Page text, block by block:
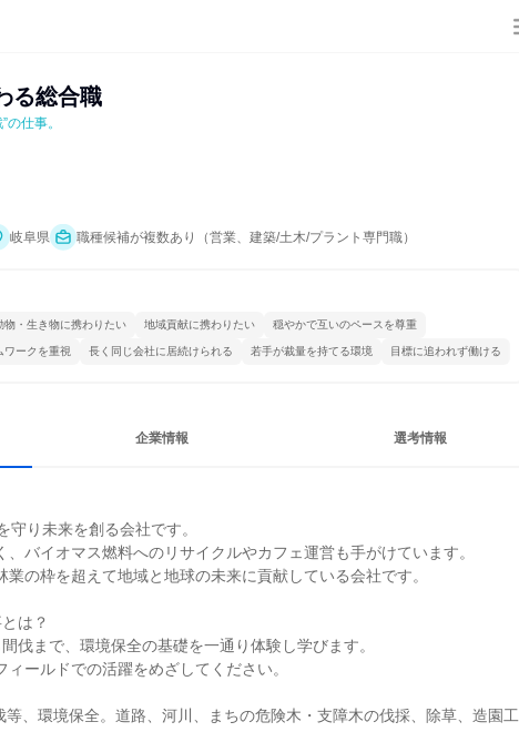
る総合職
仕事。
岐阜県 職種候補が複数あり（営業、建築/土木/プラント専門職）
物・生き物に携わりたい 地域貢献に携わりたい 穏やかで互いのペースを尊重
ワークを重視 長く同じ会社に居続けられる 若手が裁量を持てる環境 目標に追われず働ける
企業情報 選考情報
り未来を創る会社です。
バイオマス燃料へのリサイクルやカフェ運営も手がけています。
の枠を超えて地域と地球の未来に貢献している会社です。
は？
伐まで、環境保全の基礎を一通り体験し学びます。
ールドでの活躍をめざしてください。
等、環境保全。道路、河川、まちの危険木・支障木の伐採、除草、造園工